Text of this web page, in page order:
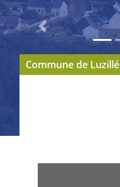
Previous
Commune de Luzillé